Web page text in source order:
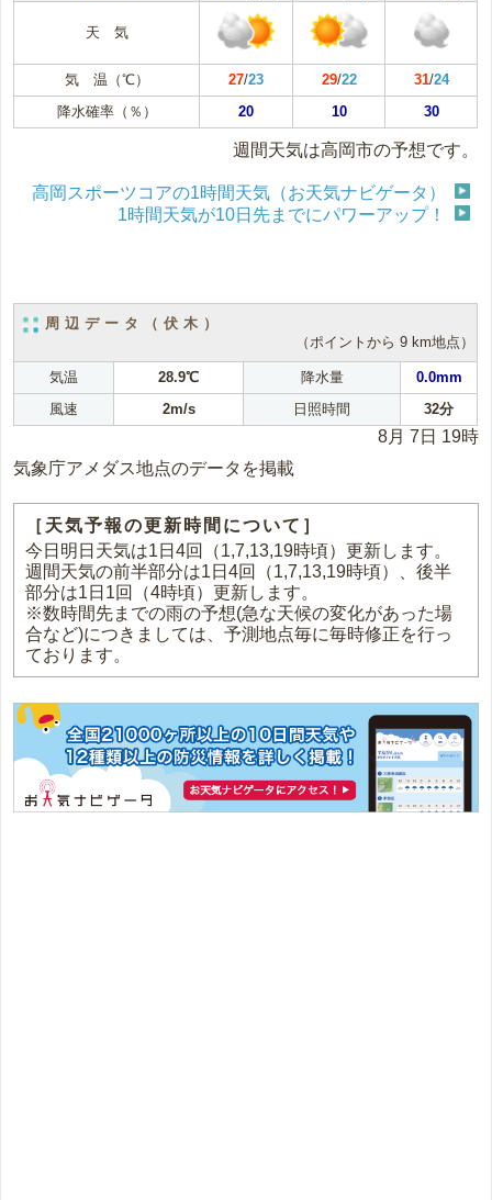
天 気
気 温（℃） 27/23 29/22 31/24
降水確率（％）
20 10 30
週間天気は高岡市の予想です。
高岡スポーツコアの1時間天気（お天気ナビゲータ）
1時間天気が10日先までにパワーアップ！
周辺データ（伏木）
（ポイントから 9 km地点）
気温 28.9℃ 降水量
0.0mm
風速
2m/s 日照時間 32分
8月 7日 19時
気象庁アメダス地点のデータを掲載
［天気予報の更新時間について］
今日明日天気は1日4回（1,7,13,19時頃）更新します。
週間天気の前半部分は1日4回（1,7,13,19時頃）、後半
部分は1日1回（4時頃）更新します。
※数時間先までの雨の予想(急な天候の変化があった場
合など)につきましては、予測地点毎に毎時修正を行っ
ております。